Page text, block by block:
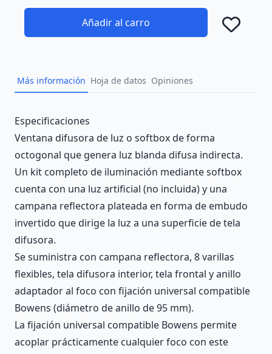
Añadir al carro
Más información Hoja de datos Opiniones
Description
Especificaciones
Ventana difusora de luz o softbox de forma
octogonal que genera luz blanda difusa indirecta.
Un kit completo de iluminación mediante softbox
cuenta con una luz artificial (no incluida) y una
campana reflectora plateada en forma de embudo
invertido que dirige la luz a una superficie de tela
difusora.
Se suministra con campana reflectora, 8 varillas
flexibles, tela difusora interior, tela frontal y anillo
adaptador al foco con fijación universal compatible
Bowens (diámetro de anillo de 95 mm).
La fijación universal compatible Bowens permite
acoplar prácticamente cualquier foco con este